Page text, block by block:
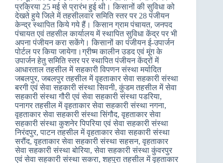
प्रक्रिया 25 मई से प्रारंभ हुई थी। किसानों की सुविधा को
देखते हुये जिले में तहसीलवार समिति स्तर पर 28 पंजीयन
केन्द्र स्थापित किये गये हैं। किसान ग्राम पंचायत, जनपद
पंचायत एवं तहसील कार्यालय में स्थापित सुविधा केंद्र पर भी
अपना पंजीयन करा सकेंगे। किसानों का पंजीयन ई-उपार्जन
पोर्टल पर किया जायेगा।ग्रीष्म कालीन उडद एवं मूंग के
उपार्जन हेतु समिति स्तर पर स्थापित पंजीयन केंद्रों में
आधारताल तहसील में सहकारी विपणन संस्था मर्यादित
जबलपुर, जबलपुर तहसील में वृहताकार सेवा सहकारी संस्था
बरगी एवं सेवा सहकारी संस्था सिवनी, कुंडम तहसील में सेवा
सहकारी संस्था गौरी एवं सेवा सहकारी संस्था पडरिया,
पनागर तहसील में वृहताकार सेवा सहकारी संस्था नगना,
वृहताकार सेवा सहकारी संस्था सिंगौद, वृहताकार सेवा
सहकारी संस्था कुशनेर पिपरिया एवं सेवा सहकारी संस्था
निरंदपुर, पाटन तहसील में वृहताकार सेवा सहकारी संस्था
सरौंद, वृहताकार सेवा सहकारी संस्था सहसन, वृहताकार
सेवा सहकारी संस्था बोरिया, सेवा सहकारी संस्था कुंवरपुर
एवं सेवा सहकारी संस्था सकरा, शहपुरा तहसील में वृहताकार